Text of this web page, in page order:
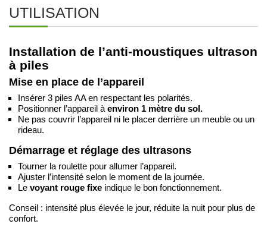
UTILISATION
Installation de l’anti-moustiques ultrason
à piles
Mise en place de l’appareil
Insérer 3 piles AA en respectant les polarités.
Positionner l’appareil àenviron 1 mètre du sol.
Ne pas couvrir l’appareil ni le placer derrière un meuble ou un
rideau.
Démarrage et réglage des ultrasons
Tourner la roulette pour allumer l’appareil.
Ajuster l’intensité selon le moment de la journée.
Le voyant rouge fixe indique le bon fonctionnement.
Conseil : intensité plus élevée le jour, réduite la nuit pour plus de
confort.